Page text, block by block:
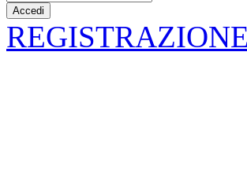
REGISTRAZIONE